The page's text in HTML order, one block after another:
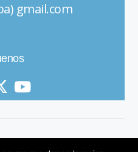
gmail.com